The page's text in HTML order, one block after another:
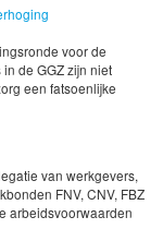
voor de
de GGZ zijn niet
een fatsoenlijke
van werkgevers,
FNV, CNV, FBZ
arbeidsvoorwaarden